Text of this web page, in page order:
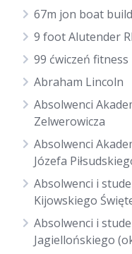
67m jon boat
9 foot Alutender
99 ćwiczeń fitness
Abraham Lincoln
Absolwenci
Zelwerowicza
Absolwenci
Józefa
Absolwenci i
Kijowskiego
Absolwenci i
Jagiellońskiego